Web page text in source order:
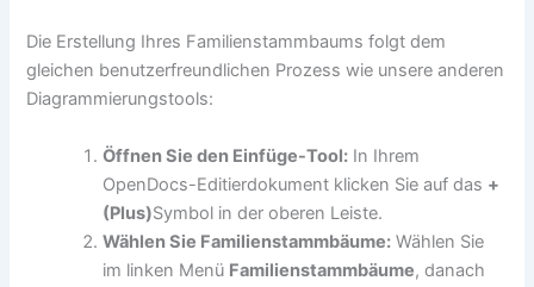
Die Erstellung Ihres Familienstammbaums folgt dem
gleichen benutzerfreundlichen Prozess wie unsere anderen
Diagrammierungstools:
Öffnen Sie den Einfüge-Tool: In Ihrem
OpenDocs-Editierdokument klicken Sie auf das +
(Plus)Symbol in der oberen Leiste.
Wählen Sie Familienstammbäume: Wählen Sie
im linken Menü Familienstammbäume, danach